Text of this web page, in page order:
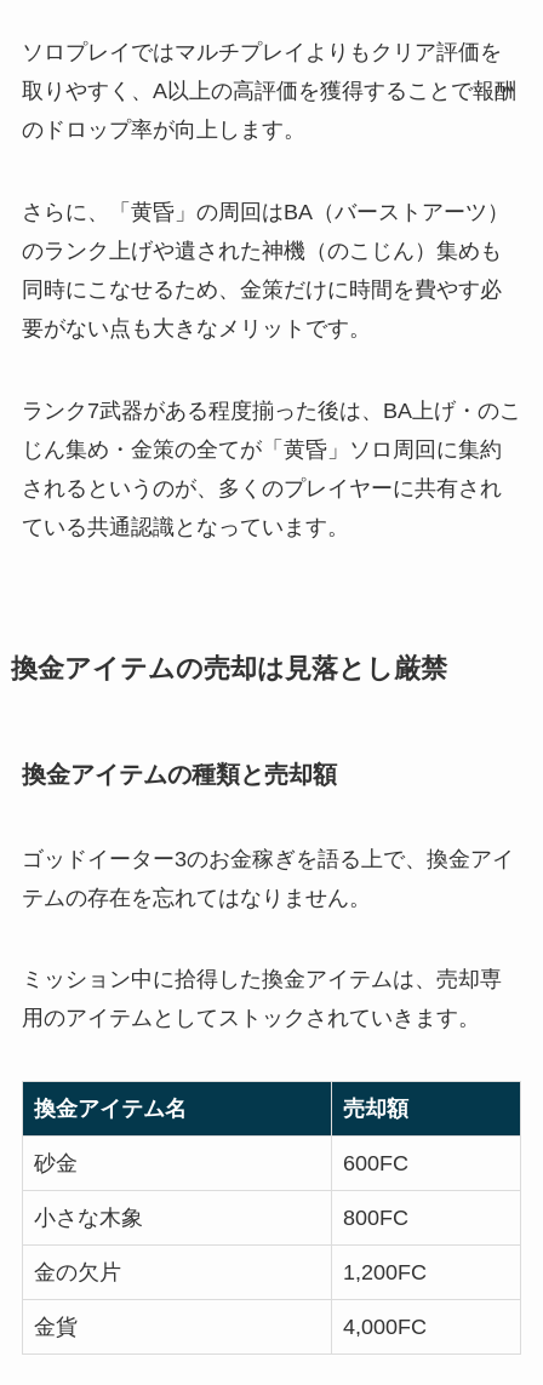
ソロプレイではマルチプレイよりもクリア評価を
取りやすく、A以上の高評価を獲得することで報酬
のドロップ率が向上します。
さらに、「黄昏」の周回はBA（バーストアーツ）
のランク上げや遺された神機（のこじん）集めも
同時にこなせるため、金策だけに時間を費やす必
要がない点も大きなメリットです。
ランク7武器がある程度揃った後は、BA上げ・のこ
じん集め・金策の全てが「黄昏」ソロ周回に集約
されるというのが、多くのプレイヤーに共有され
ている共通認識となっています。
換金アイテムの売却は見落とし厳禁
換金アイテムの種類と売却額
ゴッドイーター3のお金稼ぎを語る上で、換金アイ
テムの存在を忘れてはなりません。
ミッション中に拾得した換金アイテムは、売却専
用のアイテムとしてストックされていきます。
換金アイテム名 売却額
砂金 600FC
小さな木象 800FC
金の欠片 1,200FC
金貨 4,000FC